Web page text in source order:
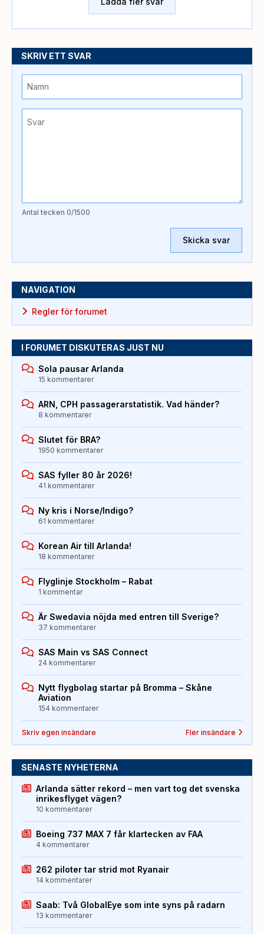
SKRIV ETT SVAR
Antal tecken 0/1500
Skicka svar
NAVIGATION
Regler för forumet
I FORUMET DISKUTERAS JUST NU
Sola pausar Arlanda
15 kommentarer
ARN, CPH passagerarstatistik. Vad händer?
8 kommentarer
Slutet för BRA?
1950 kommentarer
SAS fyller 80 år 2026!
41 kommentarer
Ny kris i Norse/Indigo?
61 kommentarer
Korean Air till Arlanda!
18 kommentarer
Flyglinje Stockholm – Rabat
1 kommentar
Är Swedavia nöjda med entren till Sverige?
37 kommentarer
SAS Main vs SAS Connect
24 kommentarer
Nytt flygbolag startar på Bromma – Skåne
Aviation
154 kommentarer
Skriv egen insändare Fler insändare
SENASTE NYHETERNA
Arlanda sätter rekord – men vart tog det svenska
inrikesflyget vägen?
10 kommentarer
Boeing 737 MAX 7 får klartecken av FAA
4 kommentarer
262 piloter tar strid mot Ryanair
14 kommentarer
Saab: Två GlobalEye som inte syns på radarn
13 kommentarer